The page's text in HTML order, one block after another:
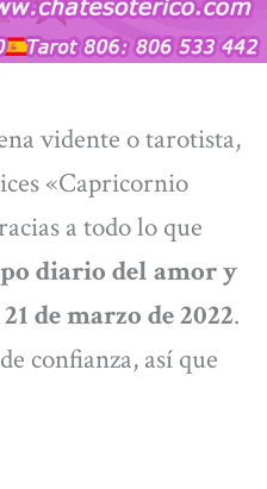
vidente o tarotista,
«Capricornio
a todo lo que
diario del amor y
de marzo de 2022.
confianza, así que